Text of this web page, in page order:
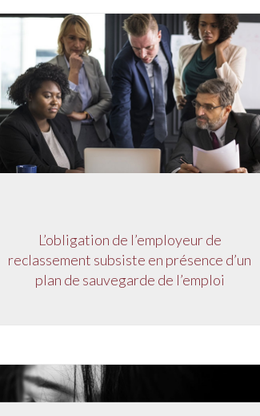
L’obligation de l’employeur de
reclassement subsiste en présence d’un
plan de sauvegarde de l’emploi